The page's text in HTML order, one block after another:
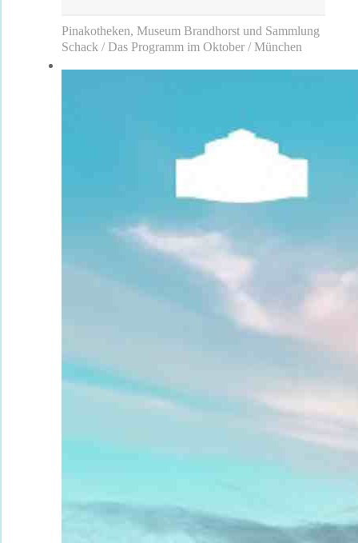
Pinakotheken, Museum Brandhorst und Sammlung
Schack / Das Programm im Oktober / München